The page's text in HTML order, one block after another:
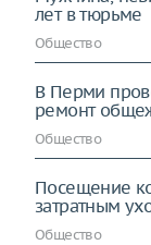
лет в тюрьме
Общество
В Перми
ремонт
Общество
Посещение
затратным
Общество